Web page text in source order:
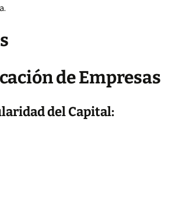
de Empresas
del Capital: